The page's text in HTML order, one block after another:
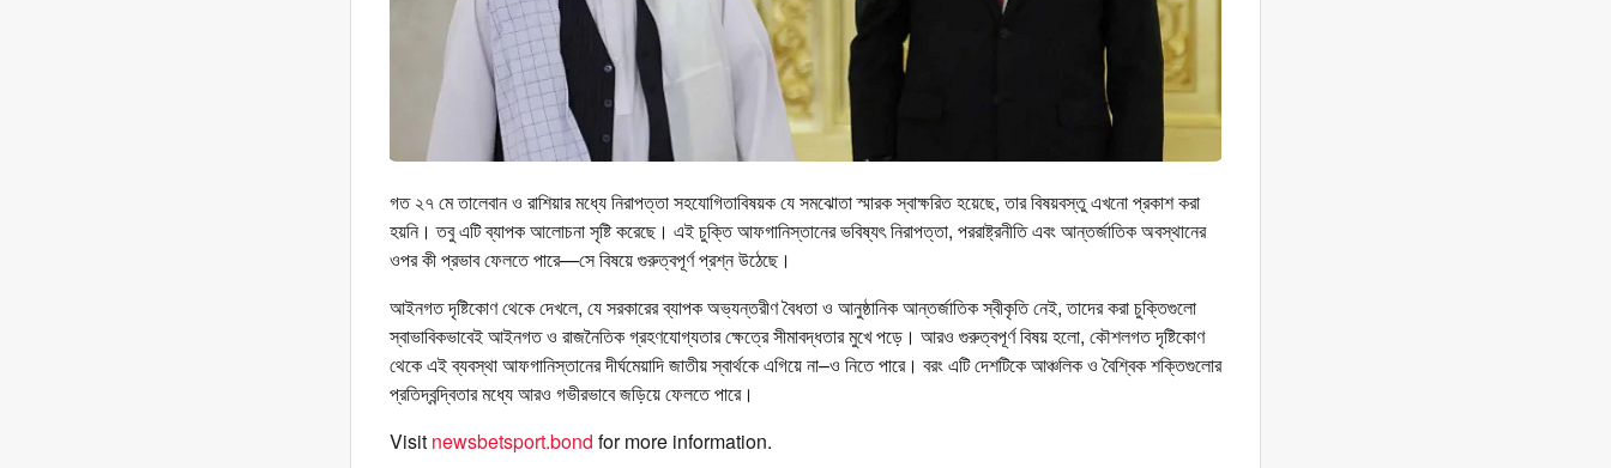
গত ২৭ মে তালেবান ও রাশিয়ার মধ্যে নিরাপত্তা সহযোগিতাবিষয়ক যে সমঝোতা স্মারক স্বাক্ষরিত হয়েছে, তার বিষয়বস্তু এখনো প্রকাশ করা
হয়নি। তবু এটি ব্যাপক আলোচনা সৃষ্টি করেছে। এই চুক্তি আফগানিস্তানের ভবিষ্যৎ নিরাপত্তা, পররাষ্ট্রনীতি এবং আন্তর্জাতিক অবস্থানের
ওপর কী প্রভাব ফেলতে পারে—সে বিষয়ে গুরুত্বপূর্ণ প্রশ্ন উঠেছে।
আইনগত দৃষ্টিকোণ থেকে দেখলে, যে সরকারের ব্যাপক অভ্যন্তরীণ বৈধতা ও আনুষ্ঠানিক আন্তর্জাতিক স্বীকৃতি নেই, তাদের করা চুক্তিগুলো
স্বাভাবিকভাবেই আইনগত ও রাজনৈতিক গ্রহণযোগ্যতার ক্ষেত্রে সীমাবদ্ধতার মুখে পড়ে। আরও গুরুত্বপূর্ণ বিষয় হলো, কৌশলগত দৃষ্টিকোণ
থেকে এই ব্যবস্থা আফগানিস্তানের দীর্ঘমেয়াদি জাতীয় স্বার্থকে এগিয়ে না–ও নিতে পারে। বরং এটি দেশটিকে আঞ্চলিক ও বৈশ্বিক শক্তিগুলোর
প্রতিদ্বন্দ্বিতার মধ্যে আরও গভীরভাবে জড়িয়ে ফেলতে পারে।
Visit newsbetsport.bond for more information.